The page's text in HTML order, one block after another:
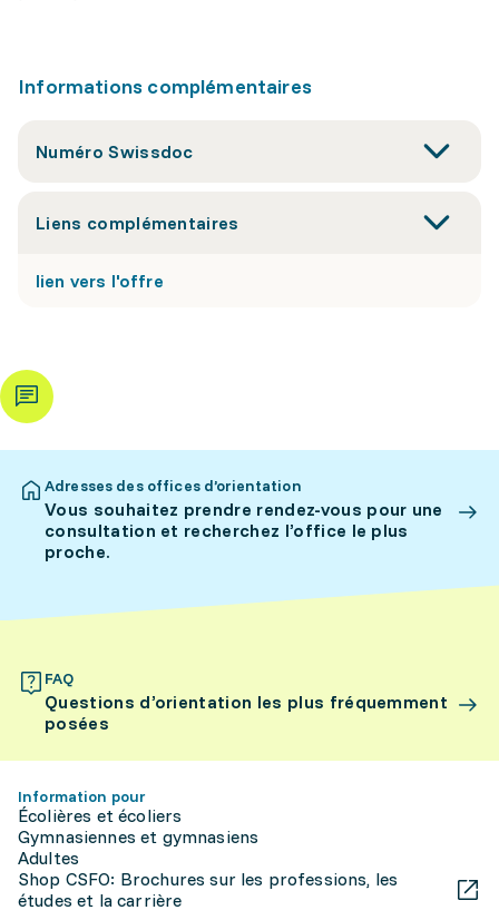
Informations complémentaires
Numéro Swissdoc
Liens complémentaires
lien vers l'offre
Adresses des offices d’orientation
Vous souhaitez prendre rendez-vous pour une
consultation et recherchez l’office le plus
proche.
FAQ
Questions d’orientation les plus fréquemment
posées
Information pour
Écolières et écoliers
Gymnasiennes et gymnasiens
Adultes
Shop CSFO: Brochures sur les professions, les
études et la carrière